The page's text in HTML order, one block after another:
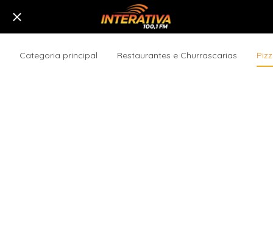
Categoria principal Restaurantes e Churrascarias